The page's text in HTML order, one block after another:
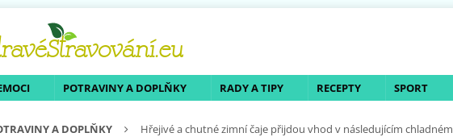
POTRAVINY A DOPLŇKY RADY A TIPY RECEPTY SPORT
A DOPLŇKY
Hřejivé a chutné zimní čaje přijdou vhod v následujícím chladném